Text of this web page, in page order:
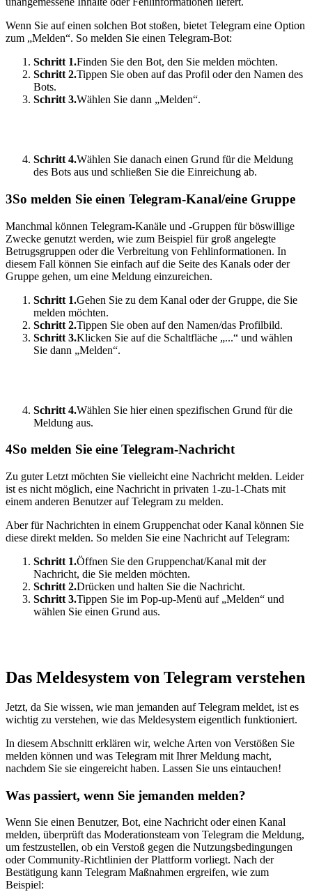
Wenn Sie auf einen solchen Bot stoßen, bietet Telegram eine Option
zum „Melden“. So melden Sie einen Telegram-Bot:
Schritt 1.Finden Sie den Bot, den Sie melden möchten.
Schritt 2.Tippen Sie oben auf das Profil oder den Namen des
Bots.
Schritt 3.Wählen Sie dann „Melden“.
Schritt 4.Wählen Sie danach einen Grund für die Meldung
des Bots aus und schließen Sie die Einreichung ab.
3So melden Sie einen Telegram-Kanal/eine Gruppe
Manchmal können Telegram-Kanäle und -Gruppen für böswillige
Zwecke genutzt werden, wie zum Beispiel für groß angelegte
Betrugsgruppen oder die Verbreitung von Fehlinformationen. In
diesem Fall können Sie einfach auf die Seite des Kanals oder der
Gruppe gehen, um eine Meldung einzureichen.
Schritt 1.Gehen Sie zu dem Kanal oder der Gruppe, die Sie
melden möchten.
Schritt 2.Tippen Sie oben auf den Namen/das Profilbild.
Schritt 3.Klicken Sie auf die Schaltfläche „...“ und wählen
Sie dann „Melden“.
Schritt 4.Wählen Sie hier einen spezifischen Grund für die
Meldung aus.
4So melden Sie eine Telegram-Nachricht
Zu guter Letzt möchten Sie vielleicht eine Nachricht melden. Leider
ist es nicht möglich, eine Nachricht in privaten 1-zu-1-Chats mit
einem anderen Benutzer auf Telegram zu melden.
Aber für Nachrichten in einem Gruppenchat oder Kanal können Sie
diese direkt melden. So melden Sie eine Nachricht auf Telegram:
Schritt 1.Öffnen Sie den Gruppenchat/Kanal mit der
Nachricht, die Sie melden möchten.
Schritt 2.Drücken und halten Sie die Nachricht.
Schritt 3.Tippen Sie im Pop-up-Menü auf „Melden“ und
wählen Sie einen Grund aus.
Das Meldesystem von Telegram verstehen
Jetzt, da Sie wissen, wie man jemanden auf Telegram meldet, ist es
wichtig zu verstehen, wie das Meldesystem eigentlich funktioniert.
In diesem Abschnitt erklären wir, welche Arten von Verstößen Sie
melden können und was Telegram mit Ihrer Meldung macht,
nachdem Sie sie eingereicht haben. Lassen Sie uns eintauchen!
Was passiert, wenn Sie jemanden melden?
Wenn Sie einen Benutzer, Bot, eine Nachricht oder einen Kanal
melden, überprüft das Moderationsteam von Telegram die Meldung,
um festzustellen, ob ein Verstoß gegen die Nutzungsbedingungen
oder Community-Richtlinien der Plattform vorliegt. Nach der
Bestätigung kann Telegram Maßnahmen ergreifen, wie zum
Beispiel: